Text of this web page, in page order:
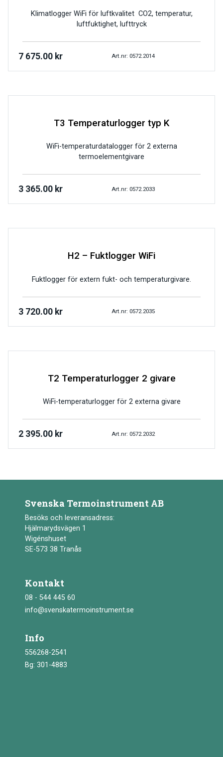
Klimatlogger WiFi för luftkvalitet CO2, temperatur,
luftfuktighet, lufttryck
7 675.00 kr Art.nr: 0572.2014
T3 Temperaturlogger typ K
WiFi-temperaturdatalogger för 2 externa
termoelementgivare
3 365.00 kr Art.nr: 0572.2033
H2 – Fuktlogger WiFi
Fuktlogger för extern fukt- och temperaturgivare.
3 720.00 kr Art.nr: 0572.2035
T2 Temperaturlogger 2 givare
WiFi-temperaturlogger för 2 externa givare
2 395.00 kr Art.nr: 0572.2032
Svenska Termoinstrument AB
Besöks och leveransadress:
Hjälmarydsvägen 1
Wigénshuset
SE-573 38 Tranås
Kontakt
08 - 544 445 60
info@svenskatermoinstrument.se
Info
556268-2541
Bg: 301-4883